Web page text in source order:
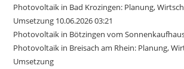
Photovoltaik in Bad Krozingen: Planung,
Umsetzung 10.06.2026 03:21
Photovoltaik in Bötzingen vom
Photovoltaik in Breisach am Rhein: Planung,
Umsetzung